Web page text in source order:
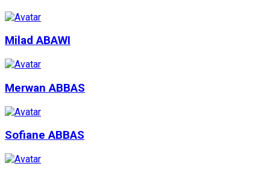
Milad ABAWI
Merwan ABBAS
Sofiane ABBAS